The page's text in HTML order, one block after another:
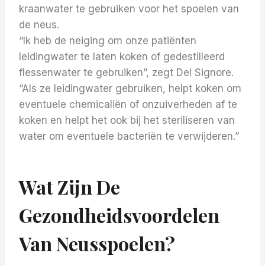
kraanwater te gebruiken voor het spoelen van
de neus.
“Ik heb de neiging om onze patiënten
leidingwater te laten koken of gedestilleerd
flessenwater te gebruiken”, zegt Del Signore.
“Als ze leidingwater gebruiken, helpt koken om
eventuele chemicaliën of onzuiverheden af ​​te
koken en helpt het ook bij het steriliseren van
water om eventuele bacteriën te verwijderen.”
Wat Zijn De
Gezondheidsvoordelen
Van Neusspoelen?